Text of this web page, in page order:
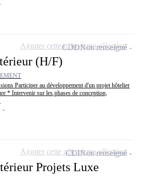
(H/F)
Participer au développement d'un projet hôtelier
* Intervenir sur les phases de conception,
CDDNon renseigné
Ajouter cette offre à ma sélection
Projets Luxe
CDINon renseigné
Ajouter cette offre à ma sélection